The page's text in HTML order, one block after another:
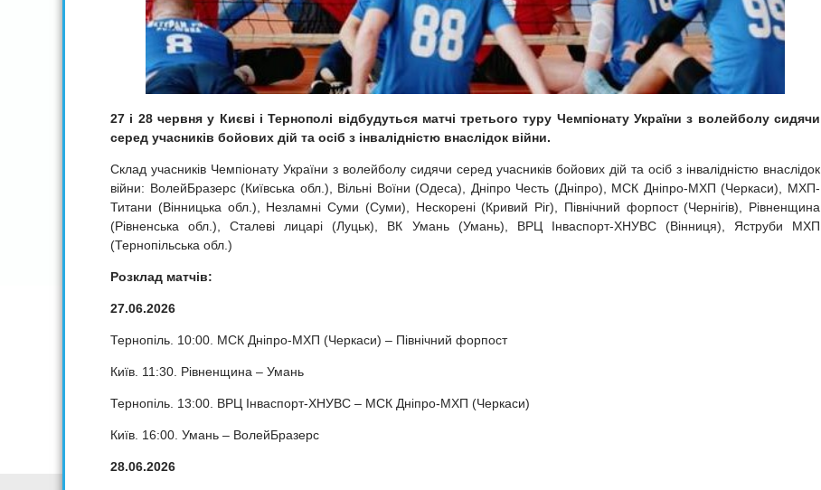
27 і 28 червня у Києві і Тернополі відбудуться матчі третього туру Чемпіонату України з волейболу сидячи
серед учасників бойових дій та осіб з інвалідністю внаслідок війни.
Склад учасників Чемпіонату України з волейболу сидячи серед учасників бойових дій та осіб з інвалідністю внаслідок
війни: ВолейБразерс (Київська обл.), Вільні Воїни (Одеса), Дніпро Честь (Дніпро), МСК Дніпро-МХП (Черкаси), МХП-
Титани (Вінницька обл.), Незламні Суми (Суми), Нескорені (Кривий Ріг), Північний форпост (Чернігів), Рівненщина
(Рівненська обл.), Сталеві лицарі (Луцьк), ВК Умань (Умань), ВРЦ Інваспорт-ХНУВС (Вінниця), Яструби МХП
(Тернопільська обл.)
Розклад матчів:
27.06.2026
Тернопіль. 10:00. МСК Дніпро-МХП (Черкаси) – Північний форпост
Київ. 11:30. Рівненщина – Умань
Тернопіль. 13:00. ВРЦ Інваспорт-ХНУВС – МСК Дніпро-МХП (Черкаси)
Київ. 16:00. Умань – ВолейБразерс
28.06.2026